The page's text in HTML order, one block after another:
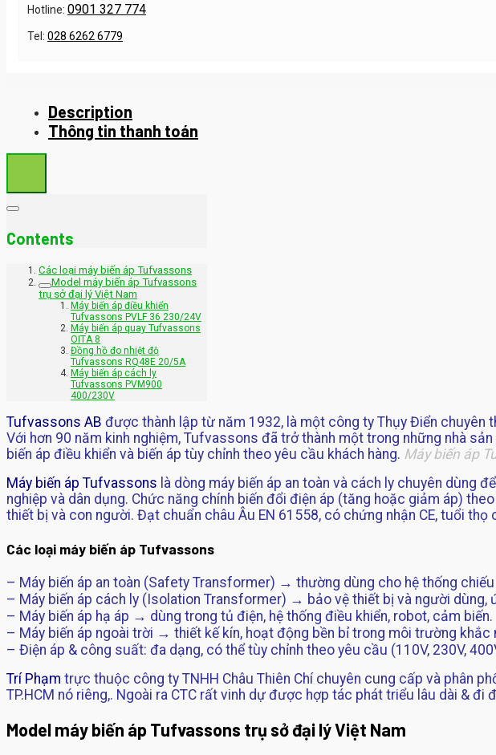
Hotline: 0901 327 774
Tel: 028 6262 6779
Description
Thông tin thanh toán
Contents
Các loại máy biến áp Tufvassons
Model máy biến áp Tufvassons
trụ sở đại lý Việt Nam
Máy biến áp điều khiển
Tufvassons PVLF 36 230/24V
Máy biến áp quay Tufvassons
OITA 8
Đồng hồ đo nhiệt độ
Tufvassons RQ48E 20/5A
Máy biến áp cách ly
Tufvassons PVM900
400/230V
Tufvassons AB được thành lập từ năm 1932, là một công ty Thụy Điển
Với hơn 90 năm kinh nghiệm, Tufvassons đã trở thành một trong những nhà
biến áp điều khiển và biến áp tùy chỉnh theo yêu cầu khách hàng. Máy biến áp
Máy biến áp Tufvassons là dòng máy biến áp an toàn và cách ly chuyên dùng
nghiệp và dân dụng. Chức năng chính biến đổi điện áp (tăng hoặc giảm áp)
thiết bị và con người. Đạt chuẩn châu Âu EN 61558, có chứng nhận CE, tuổi thọ
Các loại máy biến áp Tufvassons
– Máy biến áp an toàn (Safety Transformer) → thường dùng cho hệ thống
– Máy biến áp cách ly (Isolation Transformer) → bảo vệ thiết bị và người dùng,
– Máy biến áp hạ áp → dùng trong tủ điện, hệ thống điều khiển, robot, cảm biến.
– Máy biến áp ngoài trời → thiết kế kín, hoạt động bền bỉ trong môi trường khắc
– Điện áp & công suất: đa dạng, có thể tùy chỉnh theo yêu cầu (110V, 230V,
Trí Phạm trực thuộc công ty TNHH Châu Thiên Chí chuyên cung cấp và phân
TP.HCM nó riêng,. Ngoài ra CTC rất vinh dự được hợp tác phát triểu lâu dài & đi
Model máy biến áp Tufvassons trụ sở đại lý Việt Nam